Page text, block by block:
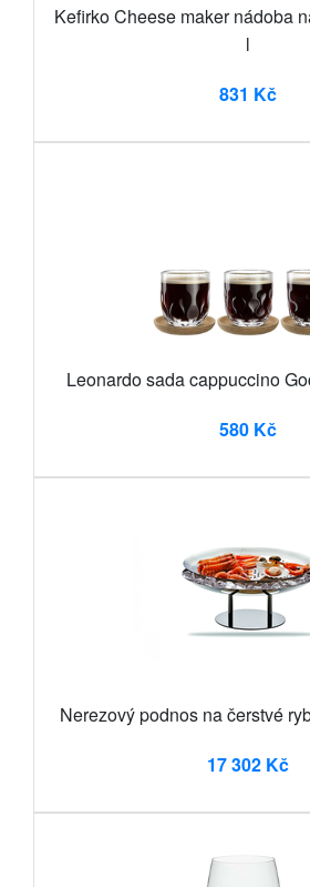
Kefirko Cheese maker nádoba
l
831 Kč
Leonardo sada cappuccino
580 Kč
Nerezový podnos na čerstvé
17 302 Kč